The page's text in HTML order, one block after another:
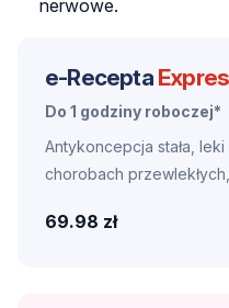
nerwowe.
e-Recepta
Do 1 godziny roboczej*
Antykoncepcja stała,
chorobach
69.98 zł